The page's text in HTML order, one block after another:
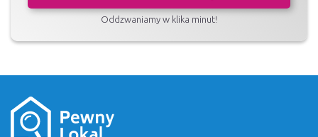
Oddzwaniamy w klika minut!